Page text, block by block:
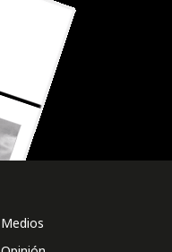
Medios